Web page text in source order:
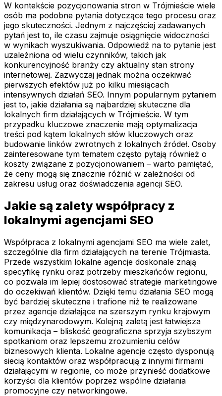
W kontekście pozycjonowania stron w Trójmieście wiele
osób ma podobne pytania dotyczące tego procesu oraz
jego skuteczności. Jednym z najczęściej zadawanych
pytań jest to, ile czasu zajmuje osiągnięcie widoczności
w wynikach wyszukiwania. Odpowiedź na to pytanie jest
uzależniona od wielu czynników, takich jak
konkurencyjność branży czy aktualny stan strony
internetowej. Zazwyczaj jednak można oczekiwać
pierwszych efektów już po kilku miesiącach
intensywnych działań SEO. Innym popularnym pytaniem
jest to, jakie działania są najbardziej skuteczne dla
lokalnych firm działających w Trójmieście. W tym
przypadku kluczowe znaczenie mają optymalizacja
treści pod kątem lokalnych słów kluczowych oraz
budowanie linków zwrotnych z lokalnych źródeł. Osoby
zainteresowane tym tematem często pytają również o
koszty związane z pozycjonowaniem – warto pamiętać,
że ceny mogą się znacznie różnić w zależności od
zakresu usług oraz doświadczenia agencji SEO.
Jakie są zalety współpracy z
lokalnymi agencjami SEO
Współpraca z lokalnymi agencjami SEO ma wiele zalet,
szczególnie dla firm działających na terenie Trójmiasta.
Przede wszystkim lokalne agencje doskonale znają
specyfikę rynku oraz potrzeby mieszkańców regionu,
co pozwala im lepiej dostosować strategie marketingowe
do oczekiwań klientów. Dzięki temu działania SEO mogą
być bardziej skuteczne i trafione niż te realizowane
przez agencje działające na szerszym rynku krajowym
czy międzynarodowym. Kolejną zaletą jest łatwiejsza
komunikacja – bliskość geograficzna sprzyja szybszym
spotkaniom oraz lepszemu zrozumieniu celów
biznesowych klienta. Lokalne agencje często dysponują
siecią kontaktów oraz współpracują z innymi firmami
działającymi w regionie, co może przynieść dodatkowe
korzyści dla klientów poprzez wspólne działania
promocyjne czy networkingowe.